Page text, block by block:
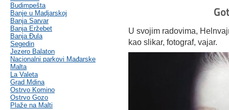
Budimpešta
Banje u Madjarskoj
Banja Sarvar
Banja Eržebet
Banja Ðula
Segedin
Jezero Balaton
Nacionalni parkovi Mađarske
Malta
La Valeta
Grad Mdina
Ostrvo Komino
Ostrvo Gozo
Plaže na Malti
U svojim radovima,
kao slikar, fotograf, vajar.